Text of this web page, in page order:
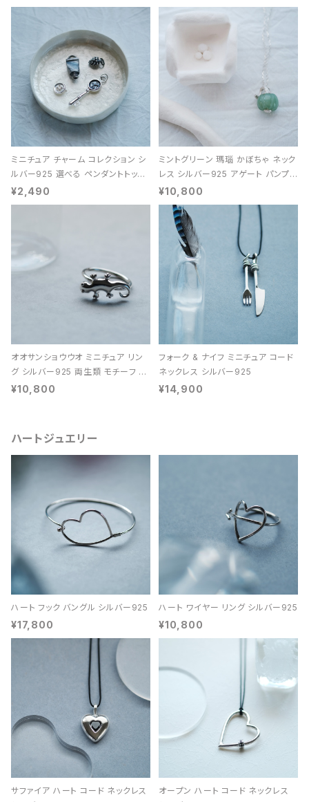
ミニチュア チャーム コレクション シ
ルバー925 選べる ペンダントトップ
レディース ユニセックス
¥2,490
ミントグリーン 瑪瑙 かぼちゃ ネック
レス シルバー925 アゲート パンプキ
ン 天然石 レディース
¥10,800
オオサンショウウオ ミニチュア リン
グ シルバー925 両生類 モチーフ レ
ディース ユニセックス
¥10,800
フォーク & ナイフ ミニチュア コード
ネックレス シルバー925
¥14,900
ハートジュエリー
ハート フック バングル シルバー925
¥17,800
ハート ワイヤー リング シルバー925
¥10,800
サファイア ハート コード ネックレス
オープン ハート コード ネックレス